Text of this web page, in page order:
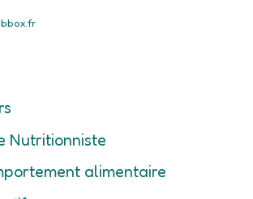
Nutritionniste
alimentaire